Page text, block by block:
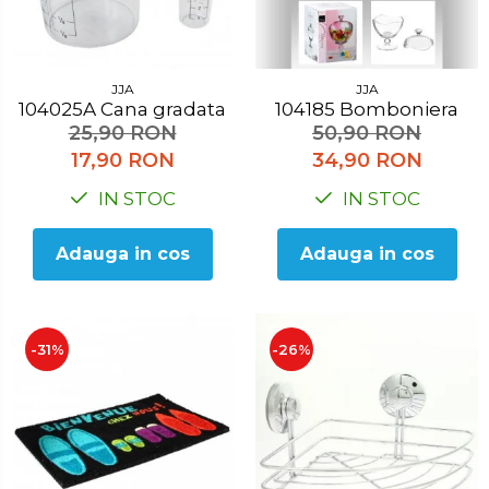
Accesorii pentru toaleta
Bare si carlige pentru prosoape
Polite baie
Uscatoare rufe
Bucatarie
Burete bucatarie
Decoratiuni
Decoratiuni perete
Depozitare
Carlige si agatatoare
Cutii si cosuri pentru depozitare
JJA
104025A Cana gradata
25,90 RON
17,90 RON
IN STOC
Adauga in cos
JJA
104185 Bomboniera
50,90 RON
34,90 RON
IN STOC
Adauga in cos
-31% -26%